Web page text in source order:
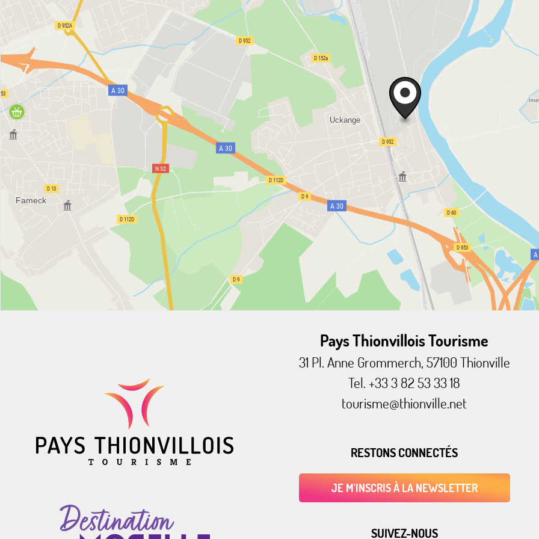
Pays Thionvillois Tourisme
31 Pl. Anne Grommerch, 57100 Thionville
Tel. +33 3 82 53 33 18
tourisme@thionville.net
RESTONS CONNECTÉS
JE M'INSCRIS À LA NEWSLETTER
SUIVEZ-NOUS